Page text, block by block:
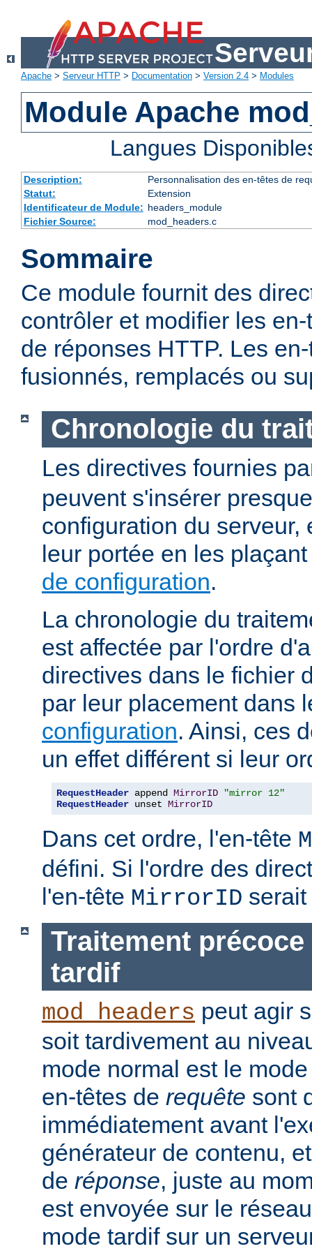
Apache > Serveur HTTP > Documentation > Version 2.4 > Modules
Module Apache
Langues
Description:
Personnalisation des en-têtes de
Statut:
Extension
Identificateur de Module: headers_module
Fichier Source:
mod_headers.c
Sommaire
Ce module fournit des
contrôler et modifier les
de réponses HTTP. Les
fusionnés, remplacés ou
Chronologie du
Les directives fournies
peuvent s'insérer
configuration du serveur,
leur portée en les
de configuration.
La chronologie du
est affectée par l'ordre
directives dans le fichier
par leur placement dans
configuration. Ainsi, ces
un effet différent si leur
RequestHeader append MirrorID
"mirror 12"
RequestHeader unset MirrorID
Dans cet ordre, l'en-tête
défini. Si l'ordre des
l'en-tête MirrorID
Traitement
tardif
mod_headers peut agir
soit tardivement au
mode normal est le
en-têtes de requête sont
immédiatement avant
générateur de contenu,
de réponse, juste au
est envoyée sur le
mode tardif sur un